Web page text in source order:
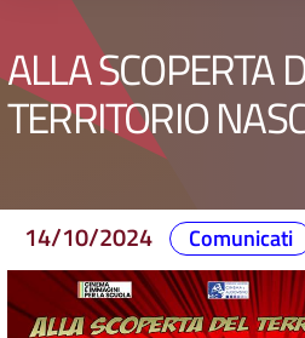
ALLA SCOPERTA
TERRITORIO
14/10/2024 Comunicati